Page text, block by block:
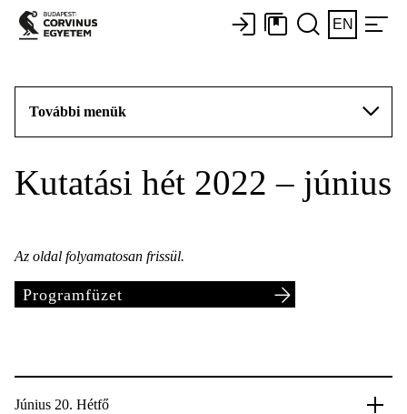
EN
További menük
Kutatási hét 2022 – június
Az oldal folyamatosan frissül.
Programfüzet
Június 20. Hétfő